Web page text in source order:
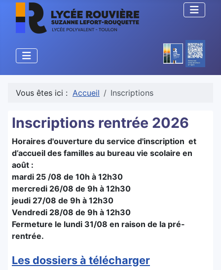
Vous êtes ici : Accueil Inscriptions
Inscriptions rentrée 2026
Horaires d'ouverture du service d'inscription et
d’accueil des familles au bureau vie scolaire en
août :
mardi 25 /08 de 10h à 12h30
mercredi 26/08 de 9h à 12h30
jeudi 27/08 de 9h à 12h30
Vendredi 28/08 de 9h à 12h30
Fermeture le lundi 31/08 en raison de la pré-
rentrée.
Les dossiers à télécharger